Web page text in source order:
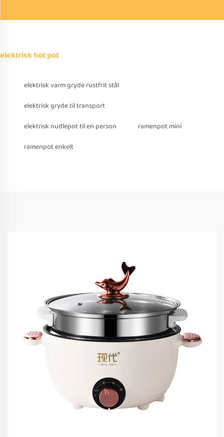
elektrisk hot pot
elektrisk varm gryde rustfrit stål
elektrisk gryde til transport
elektrisk nudlepot til en person
ramenpot mini
ramenpot enkelt